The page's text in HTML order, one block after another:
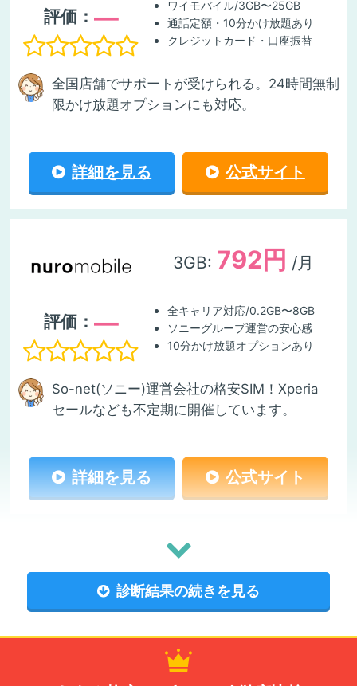
評価： ―
ワイモバイル/3GB〜25GB
通話定額・10分かけ放題あり
クレジットカード・口座振替
全国店舗でサポートが受けられる。24時間無制
限かけ放題オプションにも対応。
詳細を見る 公式サイト
3GB: 792円 /月
評価： ―
全キャリア対応/0.2GB〜8GB
ソニーグループ運営の安心感
10分かけ放題オプションあり
So-net(ソニー)運営会社の格安SIM！Xperia
セールなども不定期に開催しています。
詳細を見る 公式サイト
診断結果の続きを見る